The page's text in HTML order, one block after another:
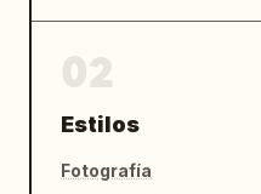
Estilos
Fotografía